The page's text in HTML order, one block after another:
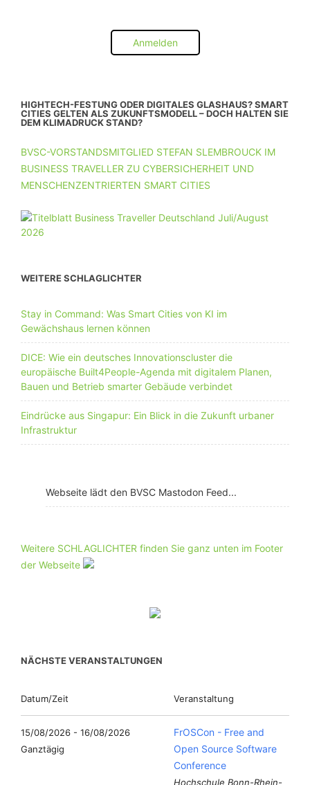
Anmelden
HIGHTECH-FESTUNG ODER DIGITALES GLASHAUS? SMART
CITIES GELTEN ALS ZUKUNFTSMODELL – DOCH HALTEN SIE
DEM KLIMADRUCK STAND?
BVSC-VORSTANDSMITGLIED STEFAN SLEMBROUCK IM
BUSINESS TRAVELLER ZU CYBERSICHERHEIT UND
MENSCHENZENTRIERTEN SMART CITIES
WEITERE SCHLAGLICHTER
Stay in Command: Was Smart Cities von KI im
Gewächshaus lernen können
DICE: Wie ein deutsches Innovationscluster die
europäische Built4People-Agenda mit digitalem Planen,
Bauen und Betrieb smarter Gebäude verbindet
Eindrücke aus Singapur: Ein Blick in die Zukunft urbaner
Infrastruktur
Webseite lädt den BVSC Mastodon Feed...
Weitere SCHLAGLICHTER finden Sie ganz unten im Footer
der Webseite
NÄCHSTE VERANSTALTUNGEN
Datum/Zeit Veranstaltung
15/08/2026 - 16/08/2026
Ganztägig
FrOSCon - Free and
Open Source Software
Conference
Hochschule Bonn-Rhein-